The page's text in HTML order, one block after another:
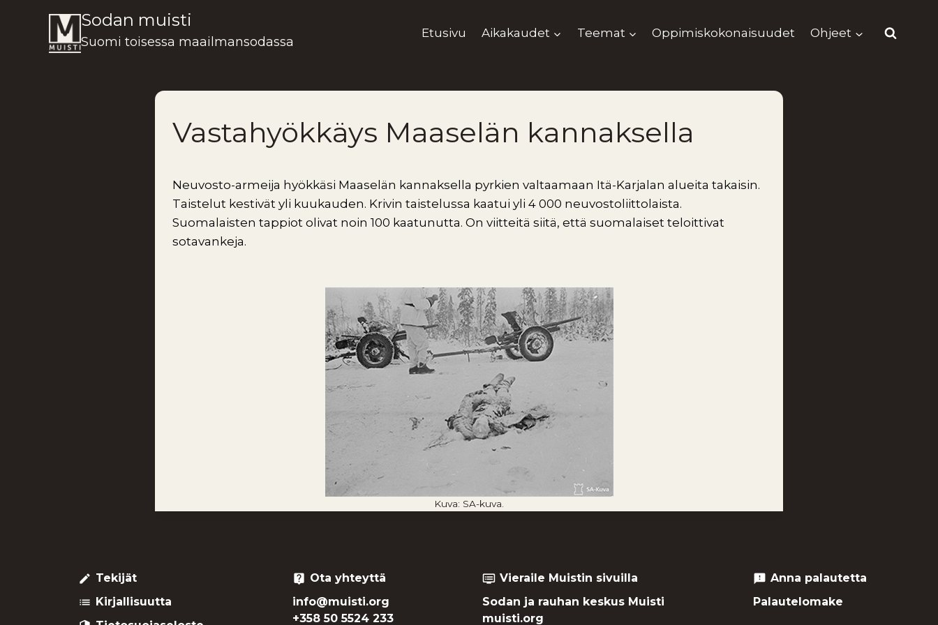
Sodan muisti
Suomi toisessa maailmansodassa
Etusivu Aikakaudet Teemat Oppimiskokonaisuudet Ohjeet
Vastahyökkäys Maaselän kannaksella
Neuvosto-armeija hyökkäsi Maaselän kannaksella pyrkien valtaamaan Itä-Karjalan alueita takaisin.
Taistelut kestivät yli kuukauden. Krivin taistelussa kaatui yli 4 000 neuvostoliittolaista.
Suomalaisten tappiot olivat noin 100 kaatunutta. On viitteitä siitä, että suomalaiset teloittivat
sotavankeja.
Kuva: SA-kuva.
create Tekijät
list Kirjallisuutta
live_help Ota yhteyttä
info@muisti.org
+358 50 5524 233
dvr Vieraile Muistin sivuilla
Sodan ja rauhan keskus Muisti
muisti.org
feedback Anna palautetta
Palautelomake